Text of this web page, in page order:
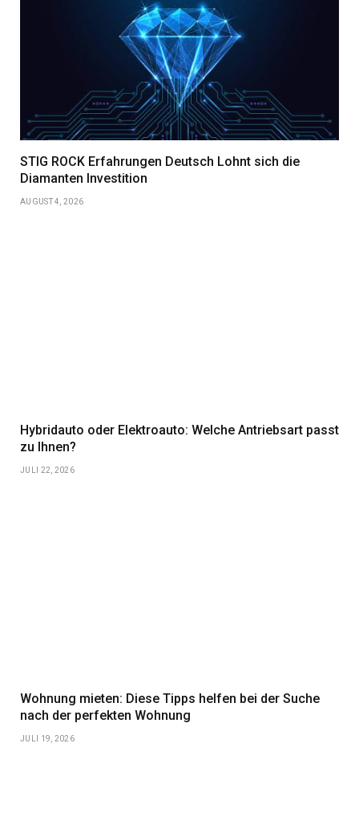
STIG ROCK Erfahrungen Deutsch Lohnt sich die
Diamanten Investition
AUGUST 4, 2026
Hybridauto oder Elektroauto: Welche Antriebsart passt
zu Ihnen?
JULI 22, 2026
Wohnung mieten: Diese Tipps helfen bei der Suche
nach der perfekten Wohnung
JULI 19, 2026